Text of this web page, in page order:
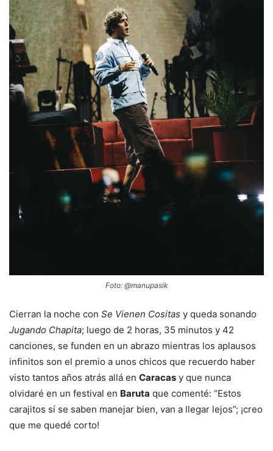
Foto: @manupasik
Cierran la noche con Se Vienen Cositas y queda sonando
Jugando Chapita; luego de 2 horas, 35 minutos y 42
canciones, se funden en un abrazo mientras los aplausos
infinitos son el premio a unos chicos que recuerdo haber
visto tantos años atrás allá en Caracas y que nunca
olvidaré en un festival en Baruta que comenté: “Estos
carajitos sí se saben manejar bien, van a llegar lejos”; ¡creo
que me quedé corto!